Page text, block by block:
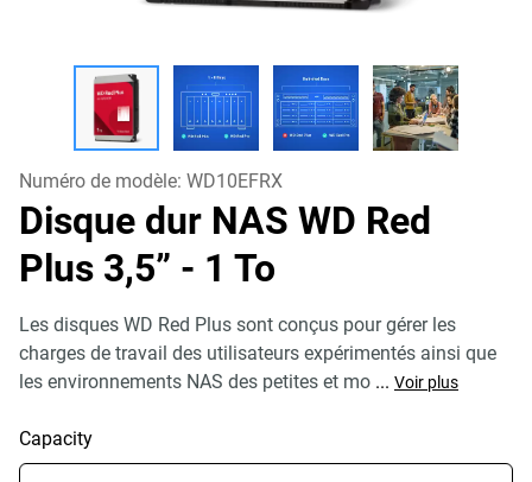
Numéro de modèle: WD10EFRX
Disque dur NAS WD Red
Plus 3,5” - 1 To
Les disques WD Red Plus sont conçus pour gérer les
charges de travail des utilisateurs expérimentés ainsi que
les environnements NAS des petites et mo ... Voir plus
Capacity